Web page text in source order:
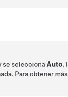
se selecciona Auto,
Para obtener